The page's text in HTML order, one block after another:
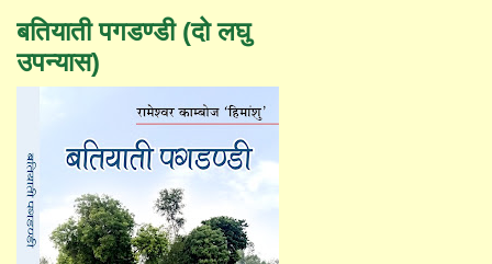
बतियाती पगडण्डी (दो लघु
उपन्यास)